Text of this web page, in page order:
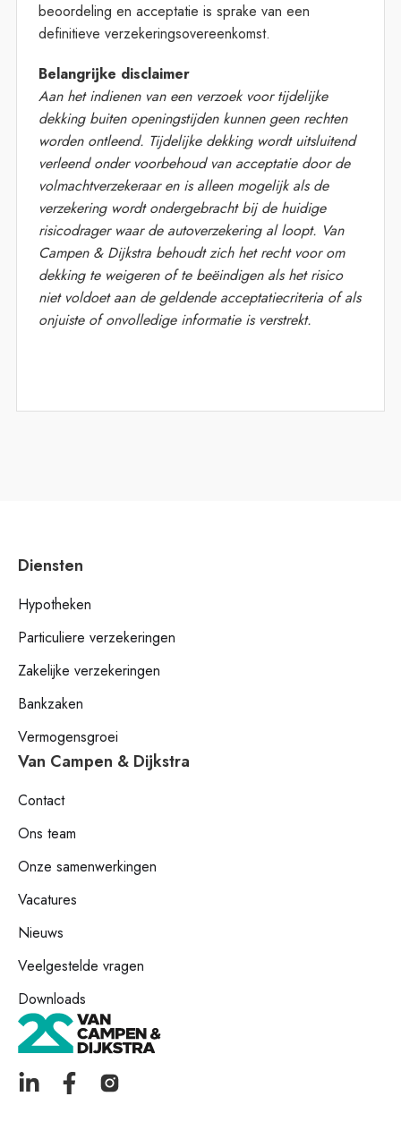
beoordeling en acceptatie is sprake van een
definitieve verzekeringsovereenkomst.
Belangrijke disclaimer
Aan het indienen van een verzoek voor tijdelijke
dekking buiten openingstijden kunnen geen rechten
worden ontleend. Tijdelijke dekking wordt uitsluitend
verleend onder voorbehoud van acceptatie door de
volmachtverzekeraar en is alleen mogelijk als de
verzekering wordt ondergebracht bij de huidige
risicodrager waar de autoverzekering al loopt. Van
Campen & Dijkstra behoudt zich het recht voor om
dekking te weigeren of te beëindigen als het risico
niet voldoet aan de geldende acceptatiecriteria of als
onjuiste of onvolledige informatie is verstrekt.
Diensten
Hypotheken
Particuliere verzekeringen
Zakelijke verzekeringen
Bankzaken
Vermogensgroei
Van Campen & Dijkstra
Contact
Ons team
Onze samenwerkingen
Vacatures
Nieuws
Veelgestelde vragen
Downloads